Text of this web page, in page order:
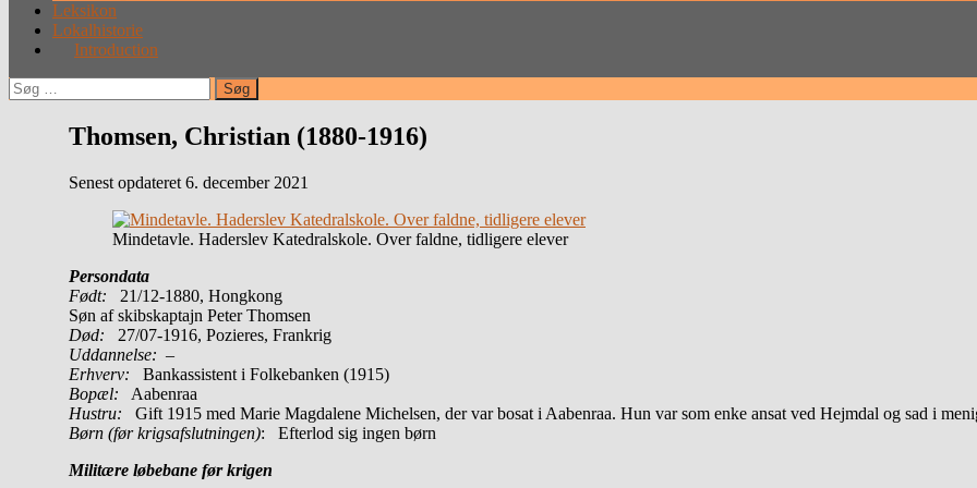
Leksikon
Lokalhistorie
Introduction
Søg
efter:
Thomsen, Christian (1880-1916)
Senest opdateret 6. december 2021
Mindetavle. Haderslev Katedralskole. Over faldne, tidligere elever
Persondata
Født: 21/12-1880, Hongkong
Søn af skibskaptajn Peter Thomsen
Død: 27/07-1916, Pozieres, Frankrig
Uddannelse: –
Erhverv: Bankassistent i Folkebanken (1915)
Bopæl: Aabenraa
Hustru: Gift 1915 med Marie Magdalene Michelsen, der var bosat i Aabenraa. Hun var som enke ansat ved Hejmdal og sad i
Børn (før krigsafslutningen): Efterlod sig ingen børn
Militære løbebane før krigen